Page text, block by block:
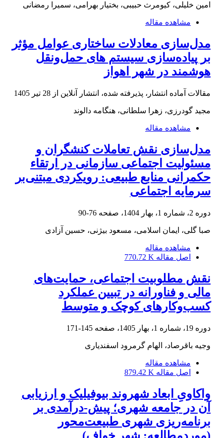
امین خلیلی، کیومرث حبیبی، بختیار بهرامی، سمیرا رمضانی
مشاهده مقاله
مدل‌سازی معادلات ساختاری عوامل مؤثر
بر پیاده‌سازی سیستم های حمل‌ونقل
هوشمند در شهر اهواز
مقالات آماده انتشار، پذیرفته شده، انتشار آنلاین از 28 تیر 1405
مجید گودرزی، زهرا سلطانی، هنگامه دالوند
مشاهده مقاله
مدل‌سازی نقش تعاملات کنشگران و
مسئولیت اجتماعی سازمانی در ارتقاء
حکمرانی منابع ‌طبیعی: رویکردی مبتنی‌بر
سرمایه اجتماعی
دوره 2، شماره 1، بهار 1404، صفحه 76-90
صبا گلی، ایمان اسلامی، مسعود بیژنی، حسین آزادی
مشاهده مقاله
اصل مقاله 770.72 K
نقش مطلوبیت اجتماعی، حمایت‌های
مالی و فناورانه در تبیین عملکرد
کسب‌وکارهای کوچک و متوسط
دوره 19، شماره 1، بهار 1405، صفحه 145-171
وجیه باقرصاد، الهام گرمرود اسفندیاری
مشاهده مقاله
اصل مقاله 879.42 K
واکاویِ ابعاد شهروند بیوفیلیک و ارزیابی
آن در جامعه شهری؛ پیش-درآمدی بر
برنامه‌ریزی شهری طبیعت‌محور
(موردمطالعه: شهر خواف)